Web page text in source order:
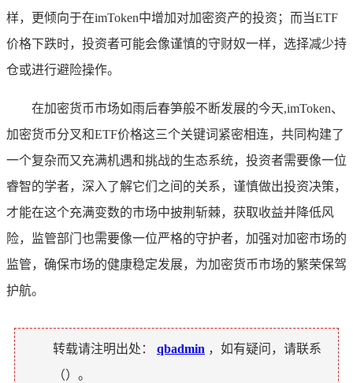
样，更倾向于在imToken中增加对加密资产的投资；而当ETF
价格下跌时，投资者可能会像谨慎的守财奴一样，选择减少持
仓或进行避险操作。
在加密货币市场如雨后春笋般不断发展的今天,imToken、
加密货币分叉和ETF价格这三个关键词紧密相连，共同构建了
一个复杂而又充满机遇和挑战的生态系统，投资者需要像一位
睿智的学者，深入了解它们之间的关系，谨慎做出投资决策，
才能在这个充满变数的市场中披荆斩棘，获取收益并降低风
险，监管部门也需要像一位严格的守护者，加强对加密市场的
监管，确保市场的健康稳定发展，为加密货币市场的繁荣保驾
护航。
转载请注明出处： qbadmin ，如有疑问，请联系
（）。